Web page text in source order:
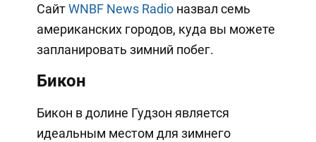
СайтWNBF News Radioназвал семь
американских городов, куда вы можете
запланировать зимний побег.
Бикон
Бикон в долине Гудзон является
идеальным местом для зимнего